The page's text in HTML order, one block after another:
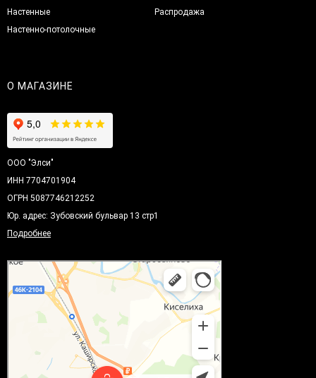
Настенные
Настенно-потолочные
Распродажа
О МАГАЗИНЕ
ООО "Элси"
ИНН 7704701904
ОГРН 5087746212252
Юр. адрес: Зубовский бульвар 13 стр1
Подробнее